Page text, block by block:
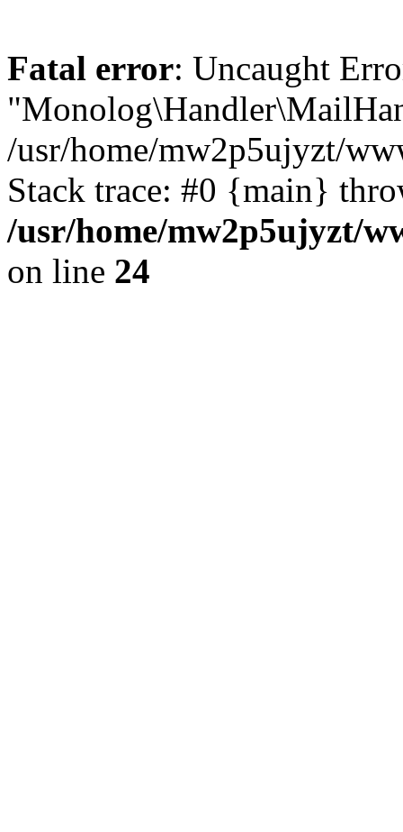
Fatal error: Uncaught
/usr/home/mw2p5ujyzt/
Stack trace: #0 {main}
/usr/home/mw2p5ujyzt/
on line 24